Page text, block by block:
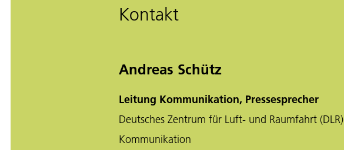
Kontakt
Andreas Schütz
Leitung Kommunikation, Pressesprecher
Deutsches Zentrum für Luft- und Raumfahrt (DLR)
Kommunikation